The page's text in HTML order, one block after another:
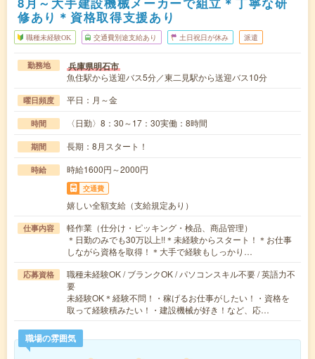
修あり＊資格取得支援あり
職種未経験OK 交通費別途支給あり 土日祝日が休み 派遣
勤務地 兵庫県明石市
魚住駅から送迎バス5分／東二見駅から送迎バス10分
曜日頻度 平日：月～金
時間 〈日勤〉8：30～17：30実働：8時間
期間 長期：8月スタート！
時給 時給1600円～2000円
交通費
嬉しい全額支給（支給規定あり）
仕事内容
軽作業（仕分け・ピッキング・検品、商品管理）
＊日勤のみでも30万以上!!＊未経験からスタート！＊お仕事
しながら資格を取得！＊大手で経験もしっかり…
応募資格
職種未経験OK / ブランクOK / パソコンスキル不要 / 英語力不
要
未経験OK＊経験不問！・稼げるお仕事がしたい！・資格を
取って経験積みたい！・建設機械が好き！など、応…
職場の雰囲気